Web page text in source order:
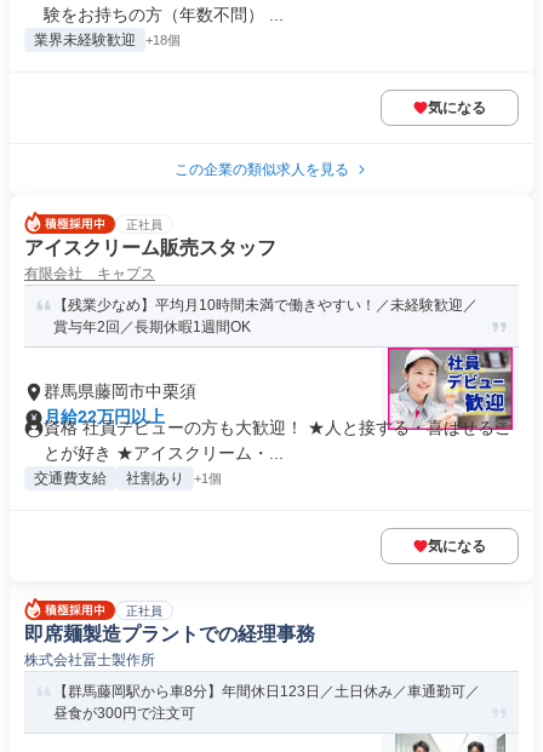
験をお持ちの方（年数不問） ...
業界未経験歓迎 +18個
気になる
この企業の類似求人を見る
正社員
アイスクリーム販売スタッフ
有限会社 キャプス
【残業少なめ】平均月10時間未満で働きやすい！／未経験歓迎／
賞与年2回／長期休暇1週間OK
群馬県藤岡市中栗須
月給22万円以上
資格 社員デビューの方も大歓迎！ ★人と接する・喜ばせるこ
とが好き ★アイスクリーム・...
交通費支給 社割あり +1個
気になる
正社員
即席麺製造プラントでの経理事務
株式会社冨士製作所
【群馬藤岡駅から車8分】年間休日123日／土日休み／車通勤可／
昼食が300円で注文可